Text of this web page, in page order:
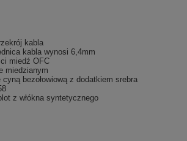
kabla
kabla wynosi 6,4mm
miedź OFC
miedzianym
bezołowiową z dodatkiem srebra
z włókna syntetycznego